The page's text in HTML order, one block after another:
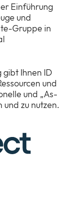
menu
sub
menu
or
a
sub
menu
Einführung
und
Gruppe in
gibt Ihnen ID
und
und „As-
zu nutzen.